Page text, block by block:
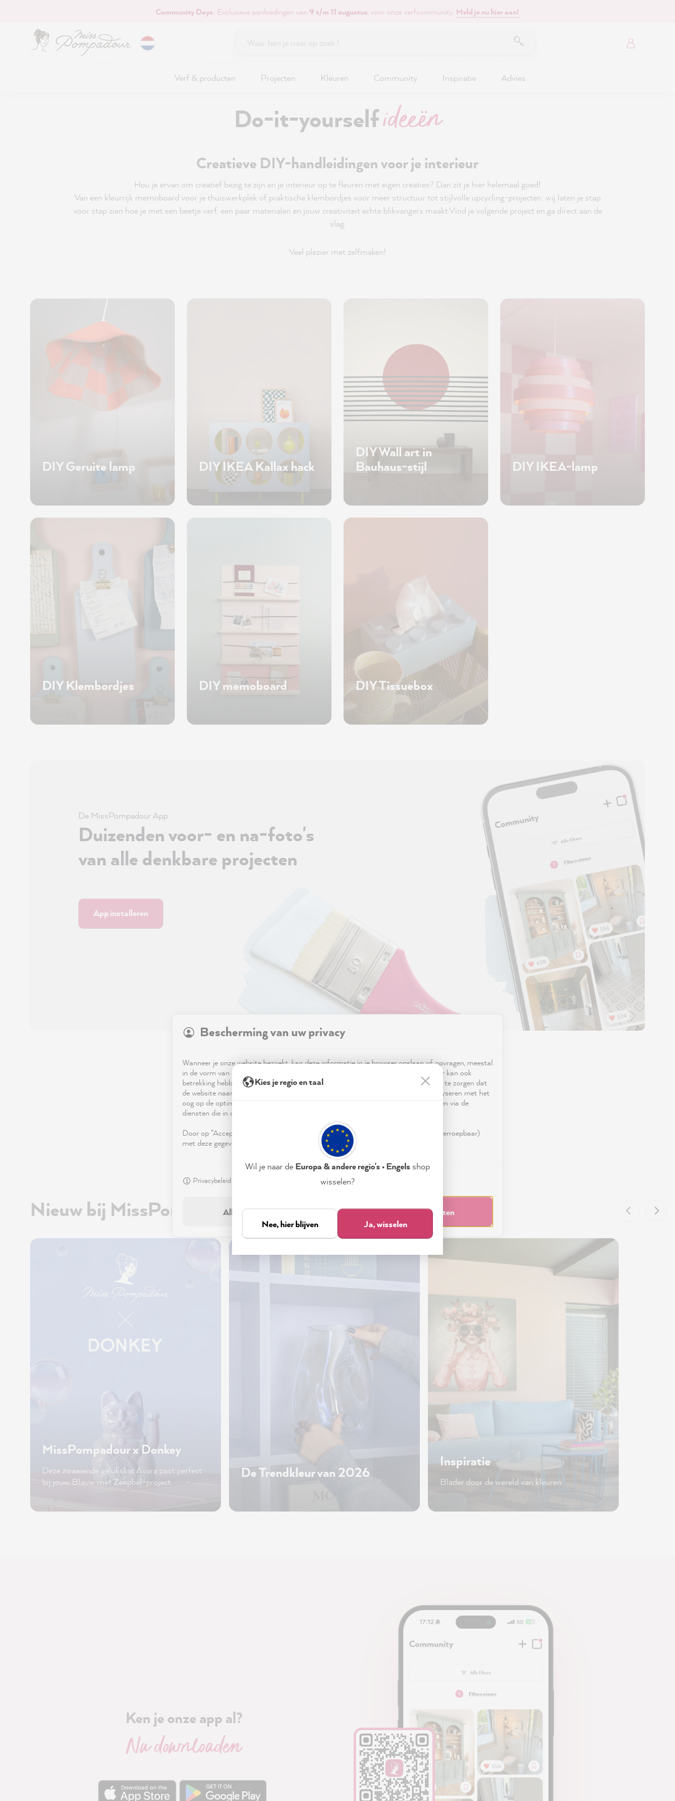
Community Days: Exclusieve aanbiedingen van 9 t/m 11 augustus, voor onze verfcommunity. Meld je nu hier aan!
Verf & producten Projecten Kleuren Community Inspiratie Advies
Do-it-yourselfideeën
Creatieve DIY-handleidingen voor je interieur
Hou je ervan om creatief bezig te zijn en je interieur op te fleuren met eigen creaties? Dan zit je hier helemaal goed!
Van een kleurrijk memoboard voor je thuiswerkplek of praktische klembordjes voor meer structuur tot stijlvolle upcycling-projecten: wij laten je stap
voor stap zien hoe je met een beetje verf, een paar materialen en jouw creativiteit echte blikvangers maakt.Vind je volgende project en ga direct aan de
slag.
Veel plezier met zelfmaken!
DIY Geruite lamp DIY IKEA Kallax hack
DIY Wall art in
Bauhaus-stijl
DIY IKEA-lamp
DIY Klembordjes DIY memoboard DIY Tissuebox
De MissPompadour App
Duizenden voor- en na-foto's
van alle denkbare projecten
App installeren
Excellent reviews
Toon beoordelingen
Nieuw bij MissPompadour
MissPompadour x Donkey
Deze zwaaiende gelukskat Avara past perfect
bij jouw Blauw met Zeepbel-project.
De Trendkleur van 2026
Inspiratie
Blader door de wereld van kleuren
Ken je onze app al?
Nu downloaden
Bescherming van uw privacy
Wanneer je onze website bezoekt, kan deze informatie in je browser opslaan of opvragen, meestal
in de vorm van cookies. Deze informatie is niet alleen technisch noodzakelijk, maar kan ook
betrekking hebben op je, je instellingen of je apparaat en wordt gebruikt om ervoor te zorgen dat
de website naar verwachting functioneert en om je gebruik van de website te analyseren met het
oog op de optimalisering ervan, en om gepersonaliseerde advertenties aan te bieden via de
diensten die in de verklaring inzake gegevensbescherming worden genoemd.
Door op "Accepteren & sluiten" te klikken, ga je vrijwillig akkoord (op elk moment herroepbaar)
met deze gegevensverwerking.
Privacybeleid
Accepteren & sluiten
Alleen noodzakelijk
Kies je regio en taal
Wil je naar de Europa & andere regio's • Engels shop
wisselen?
Nee, hier blijven Ja, wisselen